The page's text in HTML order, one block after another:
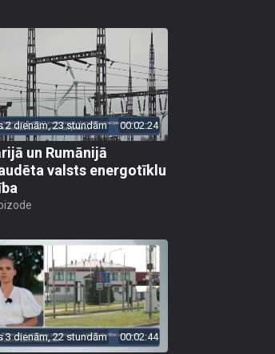
2 dienām, 23 stundām 00:02:24
un Rumānijā
valsts energotīklu
3 dienām, 22 stundām 00:02:44